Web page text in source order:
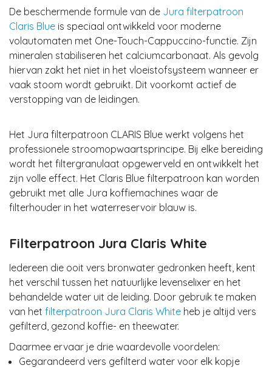
De beschermende formule van de Jura filterpatroon
Claris Blue is speciaal ontwikkeld voor moderne
volautomaten met One-Touch-Cappuccino-functie. Zijn
mineralen stabiliseren het calciumcarbonaat. Als gevolg
hiervan zakt het niet in het vloeistofsysteem wanneer er
vaak stoom wordt gebruikt. Dit voorkomt actief de
verstopping van de leidingen.
Het Jura filterpatroon CLARIS Blue werkt volgens het
professionele stroomopwaartsprincipe. Bij elke bereiding
wordt het filtergranulaat opgewerveld en ontwikkelt het
zijn volle effect. Het Claris Blue filterpatroon kan worden
gebruikt met alle Jura koffiemachines waar de
filterhouder in het waterreservoir blauw is.
Filterpatroon Jura Claris White
Iedereen die ooit vers bronwater gedronken heeft, kent
het verschil tussen het natuurlijke levenselixer en het
behandelde water uit de leiding. Door gebruik te maken
van het filterpatroon Jura Claris White heb je altijd vers
gefilterd, gezond koffie- en theewater.
Daarmee ervaar je drie waardevolle voordelen:
Gegarandeerd vers gefilterd water voor elk kopje